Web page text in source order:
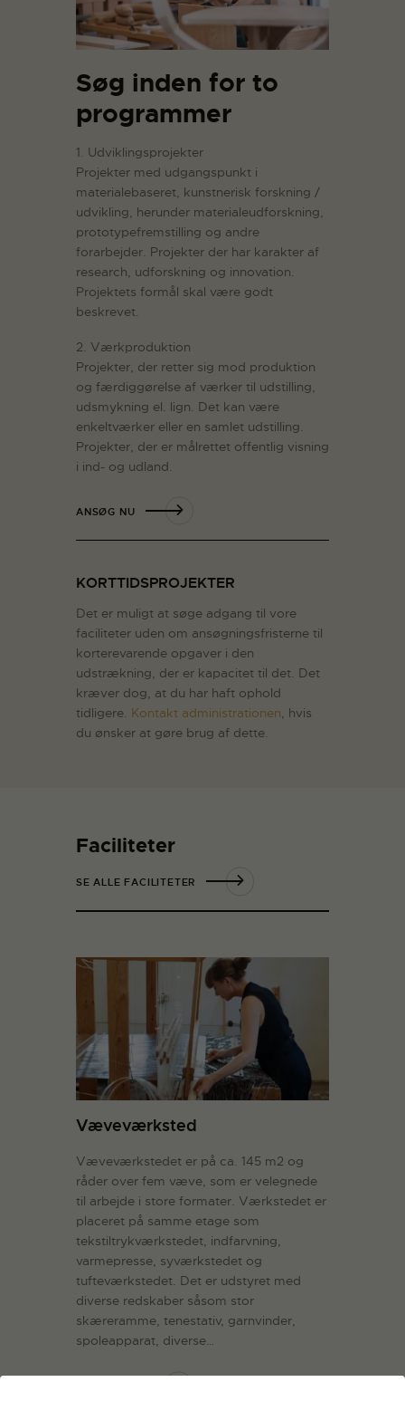
Søg inden for to
programmer
1. Udviklingsprojekter
Projekter med udgangspunkt i
materialebaseret, kunstnerisk forskning /
udvikling, herunder materialeudforskning,
prototypefremstilling og andre
forarbejder. Projekter der har karakter af
research, udforskning og innovation.
Projektets formål skal være godt
beskrevet.
2. Værkproduktion
Projekter, der retter sig mod produktion
og færdiggørelse af værker til udstilling,
udsmykning el. lign. Det kan være
enkeltværker eller en samlet udstilling.
Projekter, der er målrettet offentlig visning
i ind- og udland.
ANSØG NU
KORTTIDSPROJEKTER
Det er muligt at søge adgang til vore
faciliteter uden om ansøgningsfristerne til
korterevarende opgaver i den
udstrækning, der er kapacitet til det. Det
kræver dog, at du har haft ophold
tidligere. Kontakt administrationen, hvis
du ønsker at gøre brug af dette.
Faciliteter
SE ALLE FACILITETER
Væveværksted
Væveværkstedet er på ca. 145 m2 og
råder over fem væve, som er velegnede
til arbejde i store formater. Værkstedet er
placeret på samme etage som
tekstiltrykværkstedet, indfarvning,
varmepresse, syværkstedet og
tufteværkstedet. Det er udstyret med
diverse redskaber såsom stor
skæreramme, tenestativ, garnvinder,
spoleapparat, diverse…